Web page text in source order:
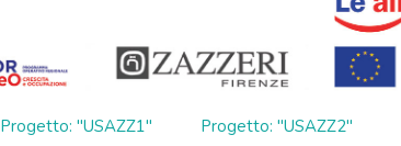
Progetto: "USAZZ1" Progetto: "USAZZ2"